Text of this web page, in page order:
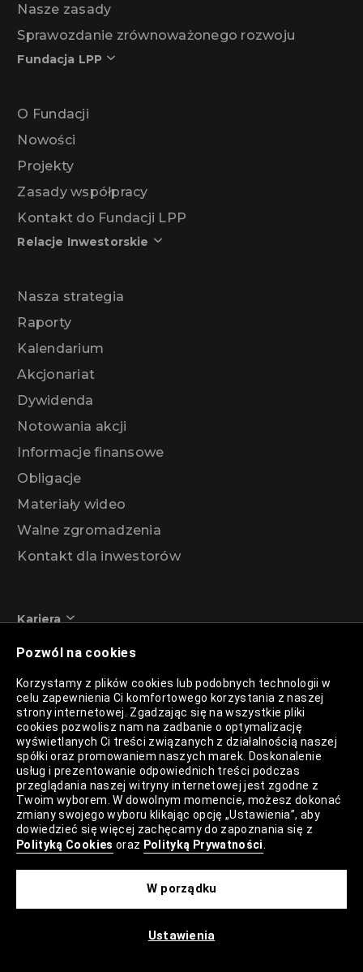
Pozwól na cookies
Korzystamy z plików cookies lub podobnych technologii w
celu zapewnienia Ci komfortowego korzystania z naszej
strony internetowej. Zgadzając się na wszystkie pliki
cookies pozwolisz nam na zadbanie o optymalizację
wyświetlanych Ci treści związanych z działalnością naszej
spółki oraz promowaniem naszych marek. Doskonalenie
usług i prezentowanie odpowiednich treści podczas
przeglądania naszej witryny internetowej jest zgodne z
Twoim wyborem. W dowolnym momencie, możesz dokonać
zmiany swojego wyboru klikając opcję „Ustawienia”, aby
dowiedzieć się więcej zachęcamy do zapoznania się z
Polityką Cookies oraz Polityką Prywatności
Ustawienia
W porządku
Nasze zasady
Sprawozdanie zrównoważonego rozwoju
Fundacja LPP
O Fundacji
Nowości
Projekty
Zasady współpracy
Kontakt do Fundacji LPP
Relacje Inwestorskie
Nasza strategia
Raporty
Kalendarium
Akcjonariat
Dywidenda
Notowania akcji
Informacje finansowe
Obligacje
Materiały wideo
Walne zgromadzenia
Kontakt dla inwestorów
Kariera
Centrala
Salony
LPP Logistics
Silky Coders
Projekty i eventy
Marki
Cropp